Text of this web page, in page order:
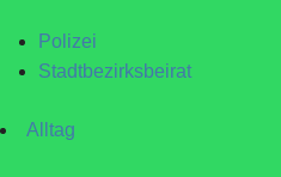
Polizei
Stadtbezirksbeirat
Alltag